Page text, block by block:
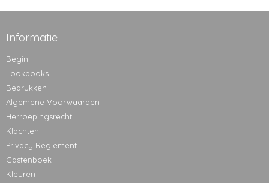
Informatie
Begin
Lookbooks
Bedrukken
Algemene Voorwaarden
Herroepingsrecht
Klachten
Privacy Reglement
Gastenboek
Kleuren